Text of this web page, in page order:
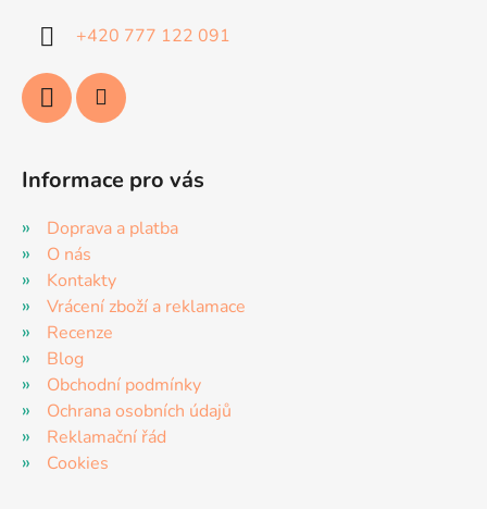
+420 777 122 091
Informace pro vás
Doprava a platba
O nás
Kontakty
Vrácení zboží a reklamace
Recenze
Blog
Obchodní podmínky
Ochrana osobních údajů
Reklamační řád
Cookies